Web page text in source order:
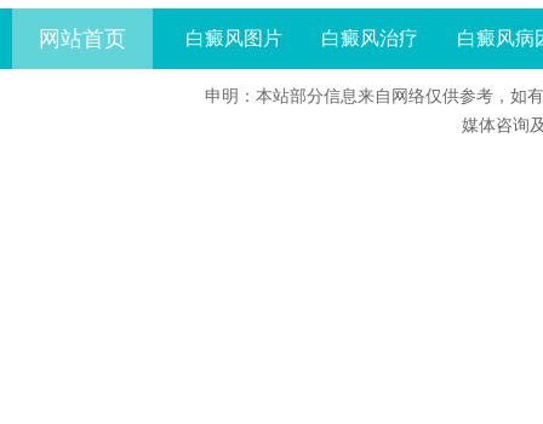
网站首页 白癜风图片 白癜风治疗 白癜风病
申明：本站部分信息来自网络仅供参考，如
媒体咨询